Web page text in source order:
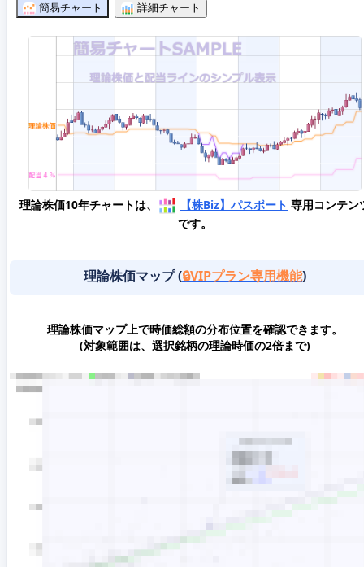
簡易チャート 詳細チャート
理論株価10年チャートは、 【株Biz】パスポート 専用コンテン
です。
理論株価マップ (🔒VIPプラン専用機能)
理論株価マップ上で時価総額の分布位置を確認できます。
(対象範囲は、選択銘柄の理論時価の2倍まで)